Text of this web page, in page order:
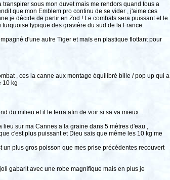
sous mon duvet mais me rendors quand tous a
que mon Emblem pro continu de se vider , j'aime ces
je décide de partir en Zod ! Le combats sera puissant et le
typique des gravière du sud de la France.
d'une autre Tiger et maïs en plastique flottant pour
, ces la canne aux montage équilibré bille / pop up qui a
10 kg
du milieu et il le ferra afin de voir si sa va mieux ...
sur ma Cannes a la graine dans 5 mètres d'eau ,
c'est plus puissant et Dieu sais que même les 10 kg me
plus gros poisson que mes prise précédentes recouvert
gabarit avec une robe magnifique mais en plus je